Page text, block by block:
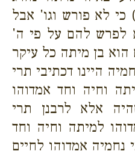
לא פורש וגו' אבל
לפרש להם על פי ה'
בן מיתה כל עיקר
היינו דכתיבי תרי
וחיה וחד אמדוהו
אלא לרבנן תרי
למיתה וחיה וחד
נחמיה אמדוהו לחיים